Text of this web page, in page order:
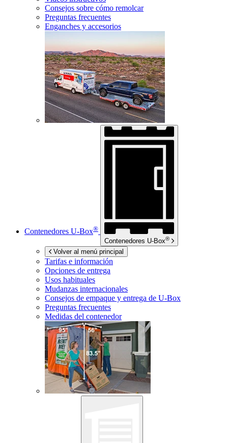
Consejos sobre cómo remolcar
Preguntas frecuentes
Enganches y accesorios
Contenedores U-Box®
Contenedores U-Box®
Volver al menú principal
Tarifas e información
Opciones de entrega
Usos habituales
Mudanzas internacionales
Consejos de empaque y entrega de U-Box
Preguntas frecuentes
Medidas del contenedor